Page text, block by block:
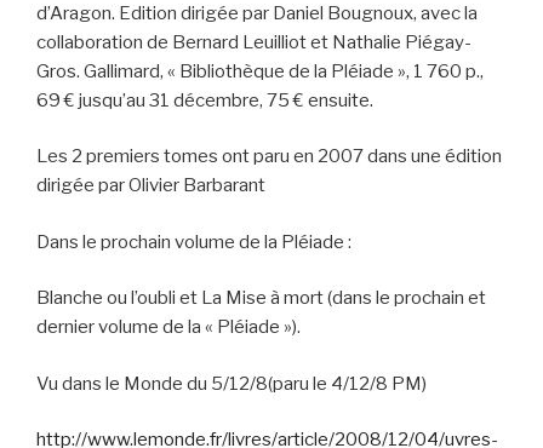
d’Aragon. Edition dirigée par Daniel Bougnoux, avec la
collaboration de Bernard Leuilliot et Nathalie Piégay-
Gros. Gallimard, « Bibliothèque de la Pléiade », 1 760 p.,
69 € jusqu’au 31 décembre, 75 € ensuite.
Les 2 premiers tomes ont paru en 2007 dans une édition
dirigée par Olivier Barbarant
Dans le prochain volume de la Pléiade :
Blanche ou l’oubli et La Mise à mort(dans le prochain et
dernier volume de la « Pléiade »).
Vu dans le Monde du 5/12/8(paru le 4/12/8 PM)
http://www.lemonde.fr/livres/article/2008/12/04/uvres-